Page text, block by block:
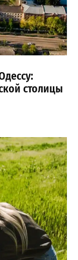
столицы